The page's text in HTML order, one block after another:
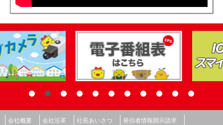
会社概要 会社沿革 社長あいさつ
発信者情報開示請求